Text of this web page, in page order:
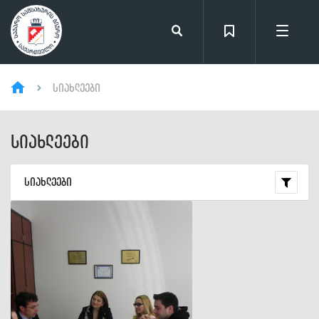
სიახლეები
სიახლეები
სიახლეები